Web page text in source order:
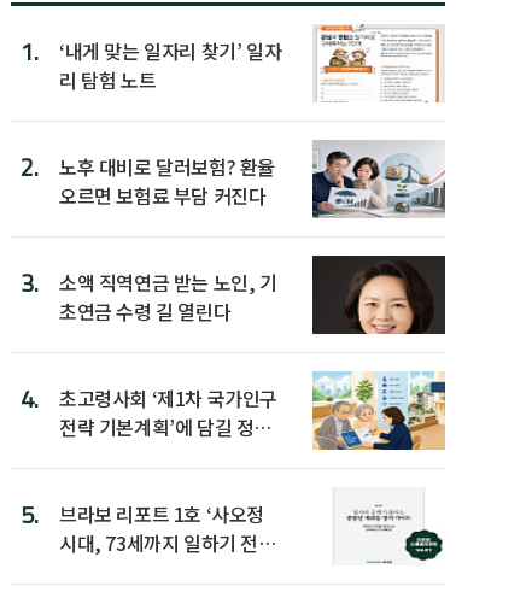
1.
‘내게 맞는 일자리 찾기’ 일자
리 탐험 노트
2.
노후 대비로 달러보험? 환율
오르면 보험료 부담 커진다
3.
소액 직역연금 받는 노인, 기
초연금 수령 길 열린다
4.
초고령사회 ‘제1차 국가인구
전략 기본계획’에 담길 정책
5.
브라보 리포트 1호 ‘사오정
시대, 73세까지 일하기 전략’